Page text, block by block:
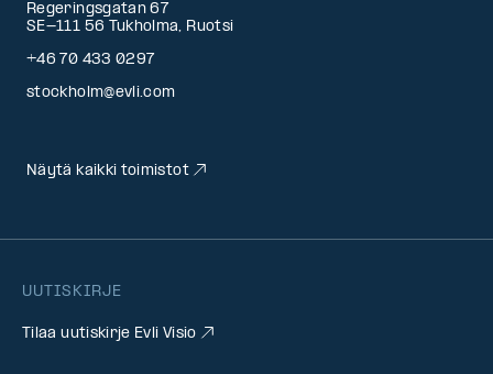
UUTISKIRJE
Tilaa uutiskirje Evli Visio
Regeringsgatan 67
SE-111 56 Tukholma, Ruotsi
+46 70 433 0297
stockholm@evli.com
Näytä kaikki toimistot